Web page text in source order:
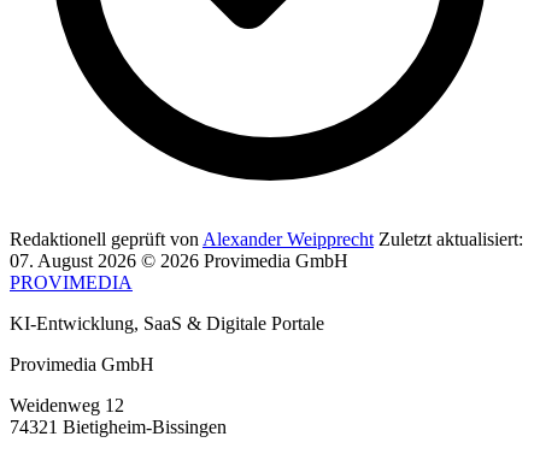
Redaktionell geprüft von Alexander Weipprecht Zuletzt aktualisiert:
07. August 2026 © 2026 Provimedia GmbH
PROVIMEDIA
KI-Entwicklung, SaaS & Digitale Portale
Provimedia GmbH
Weidenweg 12
74321 Bietigheim-Bissingen